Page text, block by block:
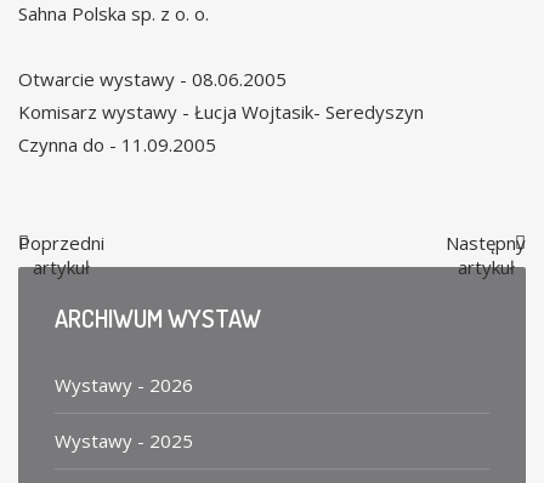
Sahna Polska sp. z o. o.
Otwarcie wystawy - 08.06.2005
Komisarz wystawy - Łucja Wojtasik- Seredyszyn
Czynna do - 11.09.2005
Poprzedni
artykuł
Następny
artykuł
ARCHIWUMWYSTAW
Wystawy - 2026
Wystawy - 2025